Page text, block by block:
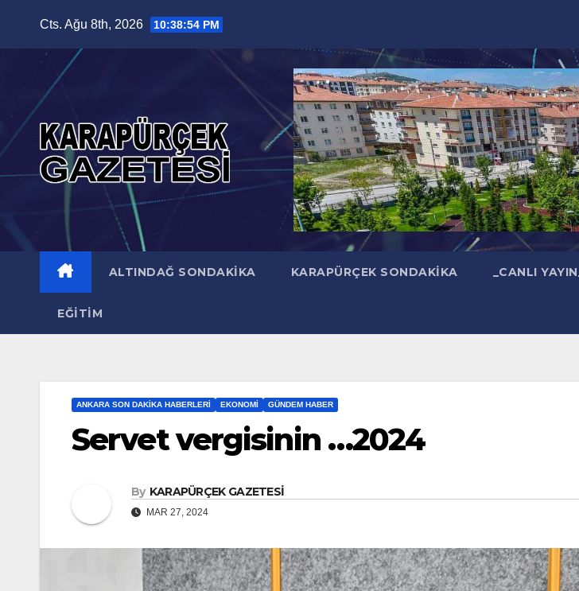
Cts. Ağu 8th, 2026 10:38:56 PM
ALTINDAĞ SONDAKIKA KARAPÜRÇEK SONDAKIKA _CANLI
EĞITIM
ANKARA SON DAKIKA HABERLERI EKONOMI GÜNDEM HABER
Servet vergisinin …2024
By KARAPÜRÇEK GAZETESİ
MAR 27, 2024